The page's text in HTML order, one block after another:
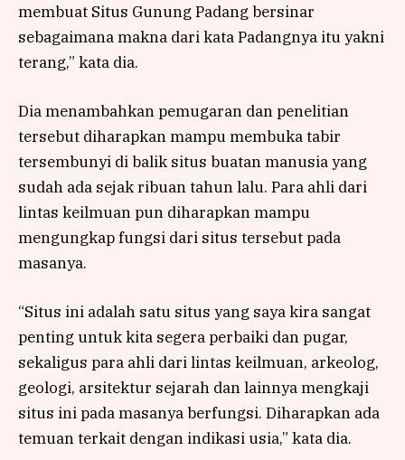
membuat Situs Gunung Padang bersinar
sebagaimana makna dari kata Padangnya itu yakni
terang,” kata dia.
Dia menambahkan pemugaran dan penelitian
tersebut diharapkan mampu membuka tabir
tersembunyi di balik situs buatan manusia yang
sudah ada sejak ribuan tahun lalu. Para ahli dari
lintas keilmuan pun diharapkan mampu
mengungkap fungsi dari situs tersebut pada
masanya.
“Situs ini adalah satu situs yang saya kira sangat
penting untuk kita segera perbaiki dan pugar,
sekaligus para ahli dari lintas keilmuan, arkeolog,
geologi, arsitektur sejarah dan lainnya mengkaji
situs ini pada masanya berfungsi. Diharapkan ada
temuan terkait dengan indikasi usia,” kata dia.